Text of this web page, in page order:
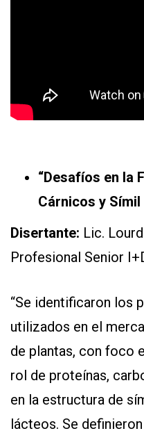
“Desafíos en la
Cárnicos y Símil
Disertante: Lic.
Profesional Senior
“Se identificaron los
utilizados en el
de plantas, con foco
rol de proteínas,
en la estructura de
lácteos. Se